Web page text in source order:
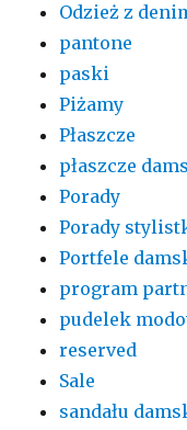
Odzież z
pantone
paski
Piżamy
Płaszcze
płaszcze
Porady
Porady
Portfele
program
pudelek
reserved
Sale
sandału